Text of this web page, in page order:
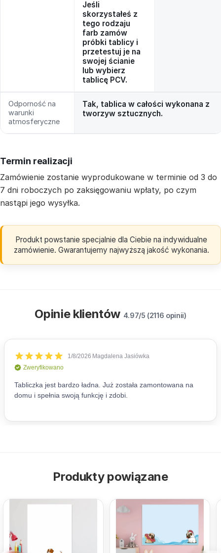
Jeśli
skorzystałeś z
tego rodzaju
farb zamów
próbki tablicy i
przetestuj je na
swojej ścianie
lub wybierz
tablicę PCV.
Odporność na
warunki
atmosferyczne
Tak, tablica w całości wykonana z
tworzyw sztucznych.
Termin realizacji
Zamówienie zostanie wyprodukowane w terminie od 3 do
7 dni roboczych po zaksięgowaniu wpłaty, po czym
nastąpi jego wysyłka.
Produkt powstanie specjalnie dla Ciebie na indywidualne
zamówienie. Gwarantujemy najwyższą jakość wykonania.
Opinie klientów 4.97/5 (2116 opinii)
Produkty powiązane